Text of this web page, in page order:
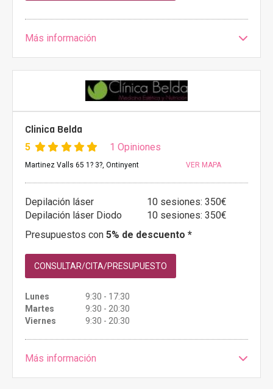
Más información
Clinica Belda
5 1 Opiniones
Martinez Valls 65 1? 3?, Ontinyent VER MAPA
Depilación láser
10 sesiones: 350€
Depilación láser Diodo
10 sesiones: 350€
Presupuestos con 5% de descuento *
CONSULTAR/CITA/PRESUPUESTO
Lunes
9:30 - 17:30
Martes
9:30 - 20:30
Viernes
9:30 - 20:30
Más información